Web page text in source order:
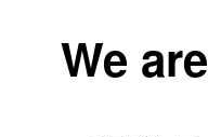
We are